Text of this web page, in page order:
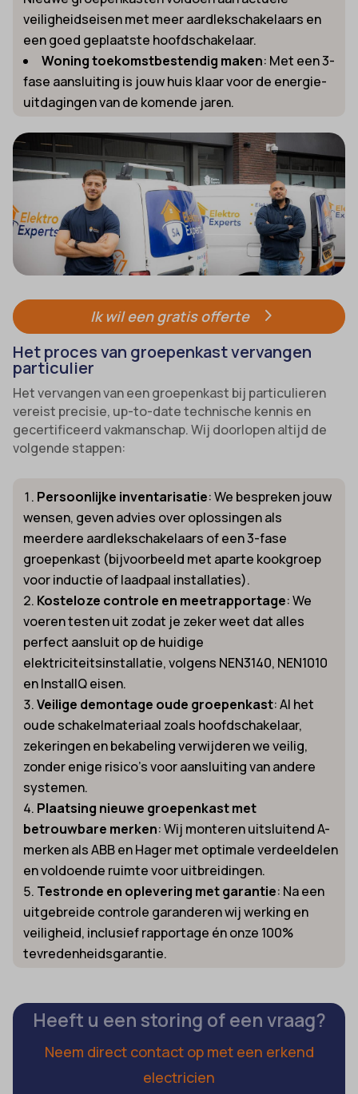
veiligheidseisen met meer aardlekschakelaars en
een goed geplaatste hoofdschakelaar.
Woning toekomstbestendig maken: Met een 3-
fase aansluiting is jouw huis klaar voor de energie-
uitdagingen van de komende jaren.
Ik wil een gratis offerte
Het proces van groepenkast vervangen
particulier
Het vervangen van een groepenkast bij particulieren
vereist precisie, up-to-date technische kennis en
gecertificeerd vakmanschap. Wij doorlopen altijd de
volgende stappen:
Persoonlijke inventarisatie: We bespreken jouw
wensen, geven advies over oplossingen als
meerdere aardlekschakelaars of een 3-fase
groepenkast (bijvoorbeeld met aparte kookgroep
voor inductie of laadpaal installaties).
Kosteloze controle en meetrapportage: We
voeren testen uit zodat je zeker weet dat alles
perfect aansluit op de huidige
elektriciteitsinstallatie, volgens NEN3140, NEN1010
en InstallQ eisen.
Veilige demontage oude groepenkast: Al het
oude schakelmateriaal zoals hoofdschakelaar,
zekeringen en bekabeling verwijderen we veilig,
zonder enige risico’s voor aansluiting van andere
systemen.
Plaatsing nieuwe groepenkast met
betrouwbare merken: Wij monteren uitsluitend A-
merken als ABB en Hager met optimale verdeeldelen
en voldoende ruimte voor uitbreidingen.
Testronde en oplevering met garantie: Na een
uitgebreide controle garanderen wij werking en
veiligheid, inclusief rapportage én onze 100%
tevredenheidsgarantie.
Heeft u een storing of een vraag?
Neem direct contact op met een erkend
electricien